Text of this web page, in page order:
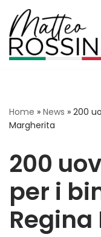
Vai
al
contenuto
Home » News » 200
Margherita
200
per i